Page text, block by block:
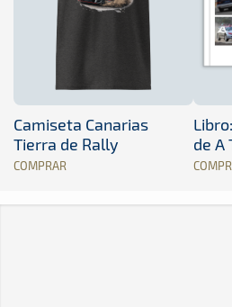
Camiseta Canarias
Tierra de Rally
COMPRAR
de A